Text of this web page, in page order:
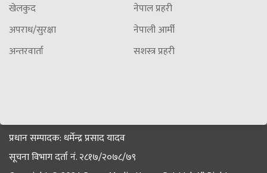
खेलकुद
अपराध/सुरक्षा
अन्तरवार्ता
नेपाल प्रहरी
नेपाली आर्मी
सशस्त्र प्रहरी
प्रधान सम्पादक: धर्मेन्द्र प्रसाद यादव
सूचना विभाग दर्ता नं. २८१७/२०७८/७९